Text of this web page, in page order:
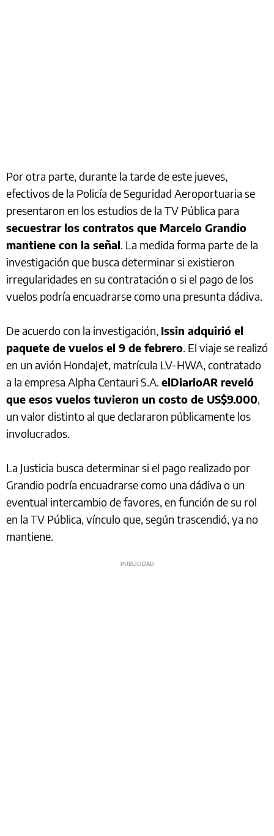
Por otra parte, durante la tarde de este jueves,
efectivos de la Policía de Seguridad Aeroportuaria se
presentaron en los estudios de la TV Pública para
secuestrar los contratos que Marcelo Grandio
mantiene con la señal. La medida forma parte de la
investigación que busca determinar si existieron
irregularidades en su contratación o si el pago de los
vuelos podría encuadrarse como una presunta dádiva.
De acuerdo con la investigación, Issin adquirió el
paquete de vuelos el 9 de febrero. El viaje se realizó
en un avión HondaJet, matrícula LV-HWA, contratado
a la empresa Alpha Centauri S.A. elDiarioAR reveló
que esos vuelos tuvieron un costo de US$9.000,
un valor distinto al que declararon públicamente los
involucrados.
La Justicia busca determinar si el pago realizado por
Grandio podría encuadrarse como una dádiva o un
eventual intercambio de favores, en función de su rol
en la TV Pública, vínculo que, según trascendió, ya no
mantiene.